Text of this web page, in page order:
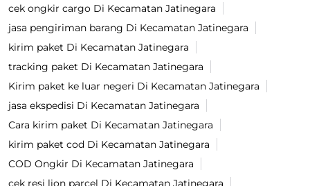
cek ongkir cargo Di Kecamatan Jatinegara
jasa pengiriman barang Di Kecamatan Jatinegara
kirim paket Di Kecamatan Jatinegara
tracking paket Di Kecamatan Jatinegara
Kirim paket ke luar negeri Di Kecamatan Jatinegara
jasa ekspedisi Di Kecamatan Jatinegara
Cara kirim paket Di Kecamatan Jatinegara
kirim paket cod Di Kecamatan Jatinegara
COD Ongkir Di Kecamatan Jatinegara
cek resi lion parcel Di Kecamatan Jatinegara